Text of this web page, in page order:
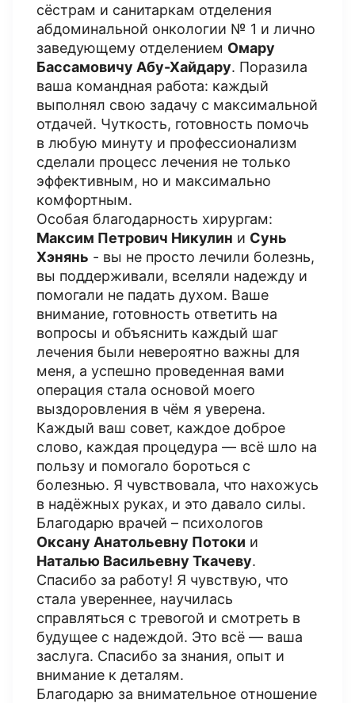
сёстрам и санитаркам отделения
абдоминальной онкологии № 1 и лично
заведующему отделением Омару
Бассамовичу Абу-Хайдару. Поразила
ваша командная работа: каждый
выполнял свою задачу с максимальной
отдачей. Чуткость, готовность помочь
в любую минуту и профессионализм
сделали процесс лечения не только
эффективным, но и максимально
комфортным.
Особая благодарность хирургам:
Максим Петрович Никулин и Сунь
Хэнянь - вы не просто лечили болезнь,
вы поддерживали, вселяли надежду и
помогали не падать духом. Ваше
внимание, готовность ответить на
вопросы и объяснить каждый шаг
лечения были невероятно важны для
меня, а успешно проведенная вами
операция стала основой моего
выздоровления в чём я уверена.
Каждый ваш совет, каждое доброе
слово, каждая процедура — всё шло на
пользу и помогало бороться с
болезнью. Я чувствовала, что нахожусь
в надёжных руках, и это давало силы.
Благодарю врачей – психологов
Оксану Анатольевну Потоки и
Наталью Васильевну Ткачеву.
Спасибо за работу! Я чувствую, что
стала увереннее, научилась
справляться с тревогой и смотреть в
будущее с надеждой. Это всё — ваша
заслуга. Спасибо за знания, опыт и
внимание к деталям.
Благодарю за внимательное отношение